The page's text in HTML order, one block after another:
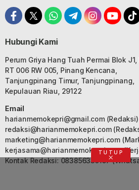
Hubungi Kami
Perum Griya Hang Tuah Permai Blok J1,
RT 006 RW 005, Pinang Kencana,
Tanjungpinang Timur, Tanjungpinang,
Kepulauan Riau, 29122
Email
harianmemokepri@gmail.com(Redaksi)
redaksi@harianmemokepri.com
marketing@harianmemokepri.com
kerjasama@harianmemokepri.com
Kontak Redaksi: 083856335187
TUTUP